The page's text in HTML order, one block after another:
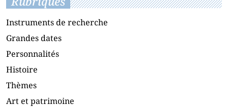
Instruments de recherche
Grandes dates
Personnalités
Histoire
Thèmes
Art et patrimoine